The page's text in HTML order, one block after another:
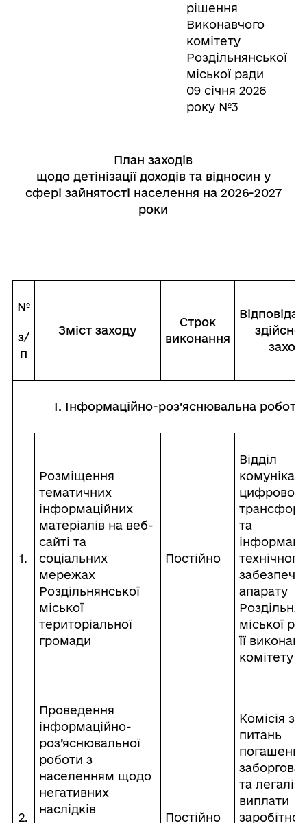
рішення
Виконавчого
комітету
Роздільнянської
міської ради
09 січня 2026
року №3
План заходів
щодо детінізації доходів та відносин у
сфері зайнятості населення на 2026-2027
роки
№
з/
п
Зміст заходу
Строк
виконання
I. Інформаційно-роз’яснювальна робота
1.
Розміщення
тематичних
інформаційних
матеріалів на веб-
сайті та
соціальних
мережах
Роздільнянської
міської
територіальної
громади
Постійно
Відділ
цифрової
та
технічного
апарату
міської
її
комітету
2.
Проведення
інформаційно-
роз’яснювальної
роботи з
населенням щодо
негативних
наслідків
Постійно
Комісія з
питань
погашення
та
виплати
заробітної